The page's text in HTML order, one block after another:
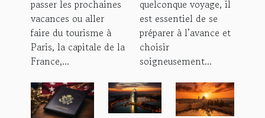
passer les prochaines
vacances ou aller
faire du tourisme à
Paris, la capitale de la
France,...
quelconque voyage, il
est essentiel de se
préparer à l’avance et
choisir
soigneusement...